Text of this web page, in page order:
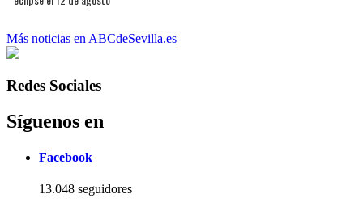
Más noticias en ABCdeSevilla.es
Redes Sociales
Síguenos en
Facebook
13.048 seguidores